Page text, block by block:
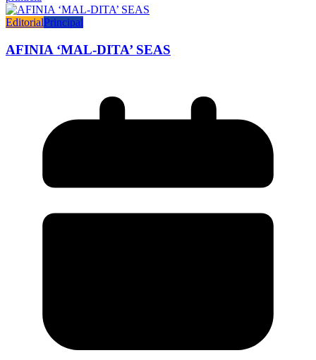
EditorialPrincipal
AFINIA ‘MAL-DITA’ SEAS